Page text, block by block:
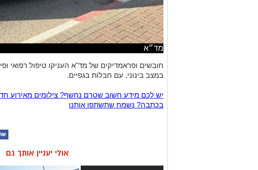
מד״א
במצב בינוני, עם חבלות בגפיים.
יש לכם מידע חשוב שטרם נחשף? צילומים מאירוע
בכתבה? נשמח שתשתפו אותנו
אולי יעניין אותך גם